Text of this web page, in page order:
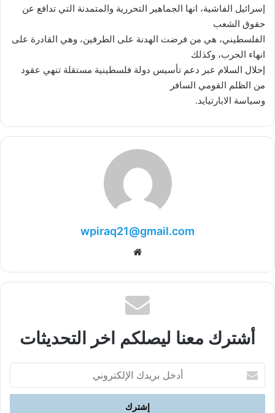
إسرائيل الفاشية، انها الجماهير التحررية والمتمدنة التي تدافع عن
حقوق الشعب
الفلسطيني، هي من فرضت الهدنة على الطرفين، وهي القادرة على
انهاء الحرب، وكذلك
إحلال السلام عبر دعم تأسيس دولة فلسطينية مستقلة تنهي عقود
من الظلم القومي السافر
وسياسة الابارتيايد.
wpiraq21@gmail.com
أشترك معنا ليصلكم اخر التحديثات
بريدك
الإلكتروني